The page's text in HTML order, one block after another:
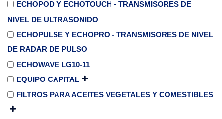
ECHOPOD Y ECHOTOUCH - TRANSMISORES DE
NIVEL DE ULTRASONIDO
ECHOPULSE Y ECHOPRO - TRANSMISORES DE NIVEL
DE RADAR DE PULSO
ECHOWAVE LG10-11
EQUIPO CAPITAL
FILTROS PARA ACEITES VEGETALES Y COMESTIBLES